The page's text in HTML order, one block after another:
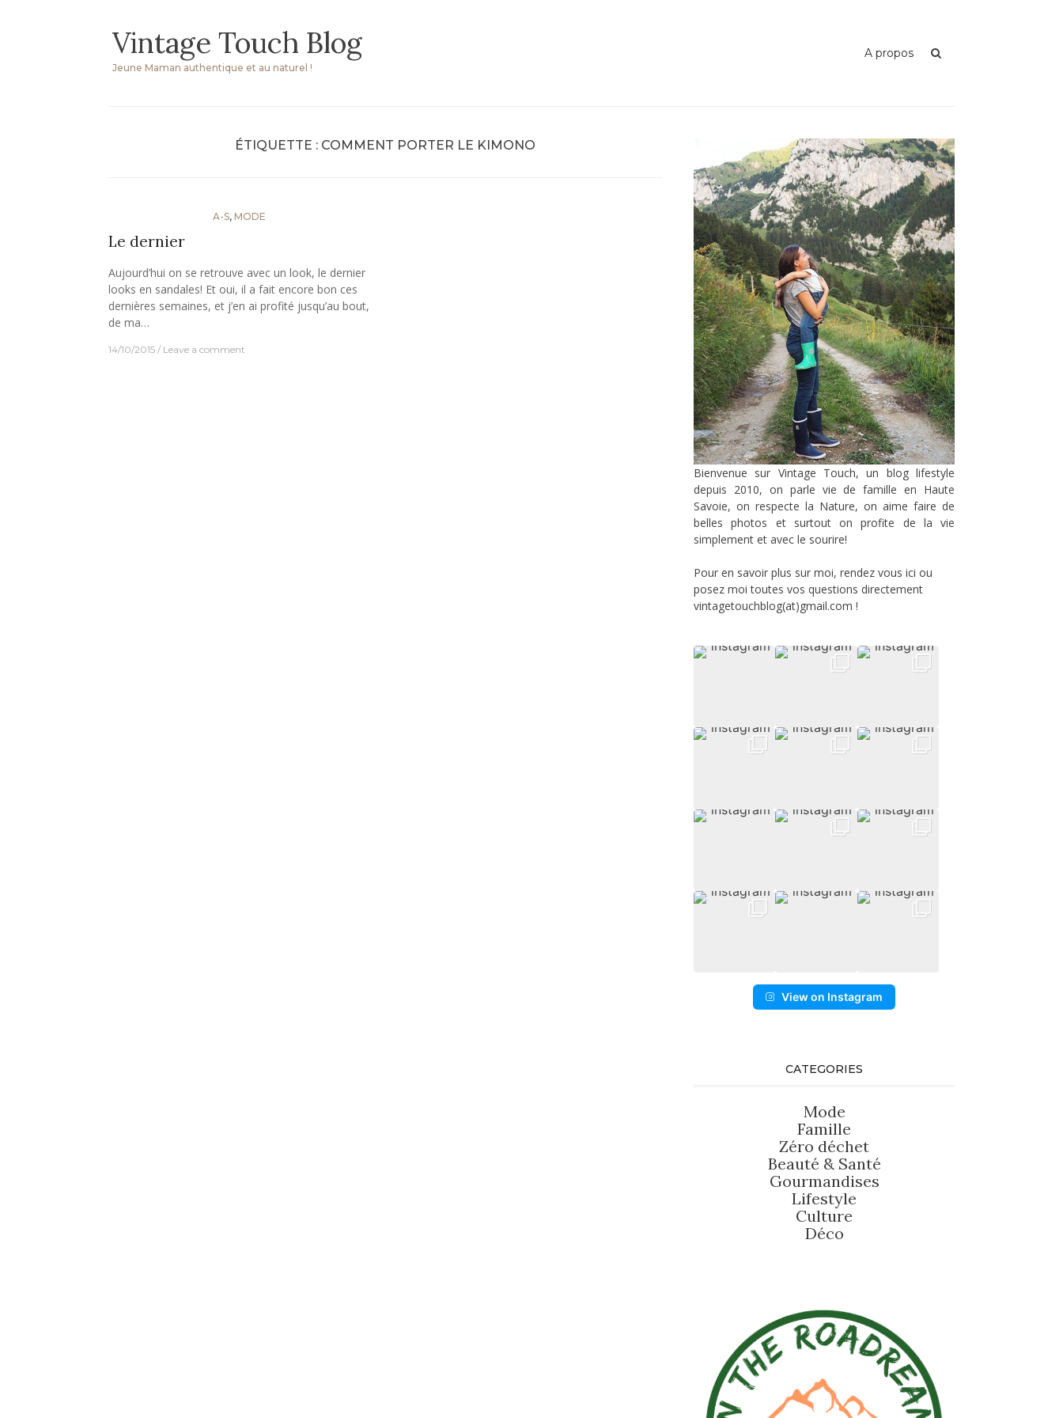
contentVintage Touch Blog
Jeune Maman authentique et au naturel !
A propos
ÉTIQUETTE : COMMENT PORTER LE KIMONO
A-S, MODE
Le dernier
Aujourd’hui on se retrouve avec un look, le dernier
looks en sandales! Et oui, il a fait encore bon ces
dernières semaines, et j’en ai profité jusqu’au bout,
de ma…
14/10/2015 Leave a comment
Bienvenue sur Vintage Touch, un blog lifestyle
depuis 2010, on parle vie de famille en Haute
Savoie, on respecte la Nature, on aime faire de
belles photos et surtout on profite de la vie
simplement et avec le sourire!
Pour en savoir plus sur moi, rendez vous ici ou
posez moi toutes vos questions directement
vintagetouchblog(at)gmail.com !
View on Instagram
CATEGORIES
Mode
Famille
Zéro déchet
Beauté & Santé
Gourmandises
Lifestyle
Culture
Déco